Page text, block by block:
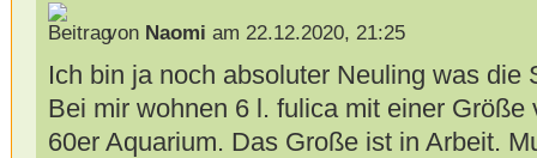
von Naomi am 22.12.2020, 21:25
Ich bin ja noch absoluter Neuling was die
Bei mir wohnen 6 l. fulica mit einer Größe
60er Aquarium. Das Große ist in Arbeit.